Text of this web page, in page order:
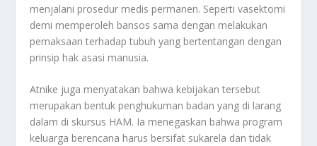
menjalani prosedur medis permanen. Seperti vasektomi
demi memperoleh bansos sama dengan melakukan
pemaksaan terhadap tubuh yang bertentangan dengan
prinsip hak asasi manusia.
Atnike juga menyatakan bahwa kebijakan tersebut
merupakan bentuk penghukuman badan yang di larang
dalam di skursus HAM. Ia menegaskan bahwa program
keluarga berencana harus bersifat sukarela dan tidak